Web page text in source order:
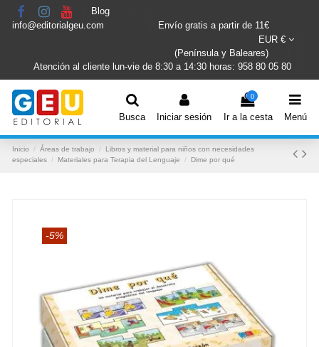
Blog
info@editorialgeu.com
Envío gratis a partir de 11€
EUR €
(Península y Baleares)
Atención al cliente lun-vie de 8:30 a 14:30 horas: 958 80 05 80
Busca Iniciar sesión
0
Ir a la cesta Menú
Inicio Áreas de trabajo
Libros y material para niños con necesidades
especiales
Materiales para Terapia del Lenguaje Dime por qué
-5%